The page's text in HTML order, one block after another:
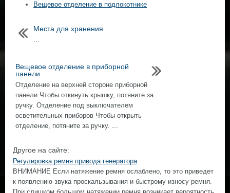
Вещевое отделение в подлокотнике
Места для хранения
...
Вещевое отделение в приборной
панели
Отделение на верхней стороне приборной
панели Чтобы откинуть крышку, потяните за
ручку. Отделение под выключателем
осветительных приборов Чтобы открыть
отделение, потяните за ручку. ...
Другое на сайте:
Регулировка ремня привода генератора
ВНИМАНИЕ Если натяжение ремня ослаблено, то это приведет
к появлению звука проскальзывания и быстрому износу ремня.